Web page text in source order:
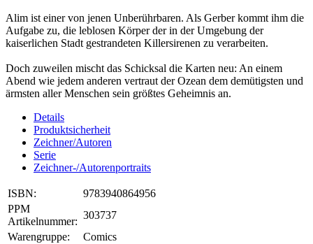
Alim ist einer von jenen Unberührbaren. Als Gerber kommt ihm die
Aufgabe zu, die leblosen Körper der in der Umgebung der
kaiserlichen Stadt gestrandeten Killersirenen zu verarbeiten.
Doch zuweilen mischt das Schicksal die Karten neu: An einem
Abend wie jedem anderen vertraut der Ozean dem demütigsten und
ärmsten aller Menschen sein größtes Geheimnis an.
Details
Produktsicherheit
Zeichner/Autoren
Serie
Zeichner-/Autorenportraits
ISBN:
9783940864956
PPM
Artikelnummer:
303737
Warengruppe:
Comics